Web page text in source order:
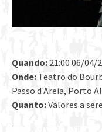
Quando: 21:00 06/04/
Onde: Teatro do
Passo d'Areia, Porto
Quanto:Valores a